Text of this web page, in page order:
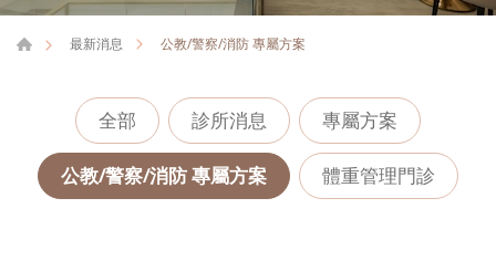
最新消息 公教/警察/消防 專屬方案
全部 診所消息 專屬方案
公教/警察/消防 專屬方案 體重管理門診